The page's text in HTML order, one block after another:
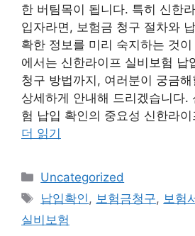
한 버팀목이 됩니다. 특히 신한
입자라면, 보험금 청구 절차와
확한 정보를 미리 숙지하는 것
에서는 신한라이프 실비보험 납
청구 방법까지, 여러분이 궁금
상세하게 안내해 드리겠습니다.
험 납입 확인의 중요성 신한라
더 읽기
카
테
리
Uncategorized
태
그
납입확인, 보험금청구, 보험
실비보험